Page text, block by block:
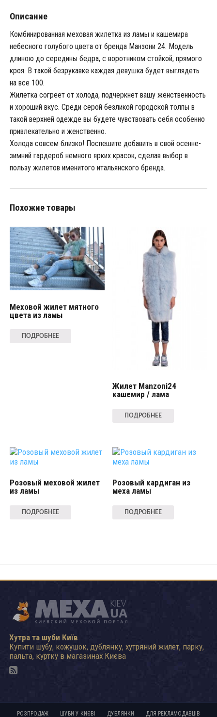
Описание
Комбинированная меховая жилетка из ламы и кашемира
небесного голубого цвета от бренда Манзони 24. Модель
длиною до середины бедра, с воротником стойкой, прямого
кроя. В такой безрукавке каждая девушка будет выглядеть
на все 100.
Жилетка согреет от холода, подчеркнет вашу женственность
и хороший вкус. Среди серой безликой городской толпы в
такой верхней одежде вы будете чувствовать себя особенно
привлекательно и женственно.
Холода совсем близко! Поспешите добавить в свой осенне-
зимний гардероб немного ярких красок, сделав выбор в
пользу жилетов именитого итальянского бренда.
Похожие товары
Меховой жилет мятного
цвета из ламы
ПОДРОБНЕЕ
Жилет Manzoni24
кашемир / лама
ПОДРОБНЕЕ
Розовый меховой жилет
из ламы
ПОДРОБНЕЕ
Розовый кардиган из
меха ламы
ПОДРОБНЕЕ
Хутра та шуби Київ
Купити шубу, кожушок, дублянку, хутряний жилет, парку,
пальта, куртку в магазинах Києва
РОЗПРОДАЖ ШУБИ У КИЄВІ ДУБЛЯНКИ ДЛЯ РЕКЛАМОДАВЦІВ